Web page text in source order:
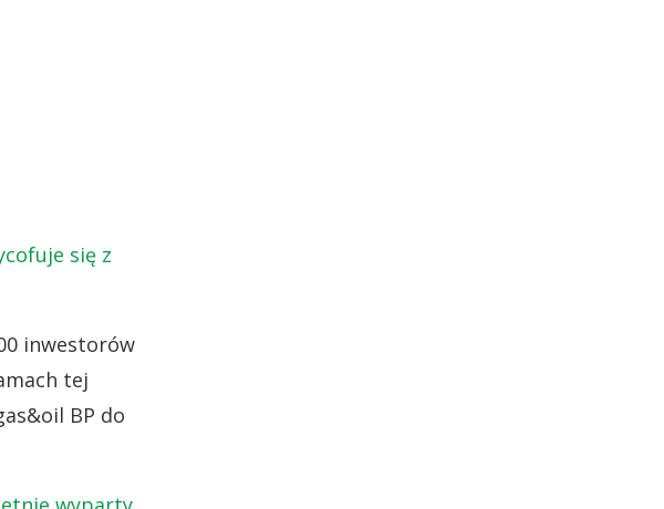
się z
inwestorów
tej
BP do